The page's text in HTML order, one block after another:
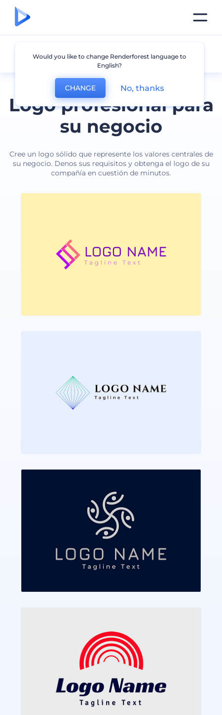
Logo profesional para
su negocio
Cree un logo sólido que represente los valores centrales de
su negocio. Denos sus requisitos y obtenga el logo de su
compañía en cuestión de minutos.
Negocio
Would you like to change Renderforest language to
English?
CHANGE No, thanks